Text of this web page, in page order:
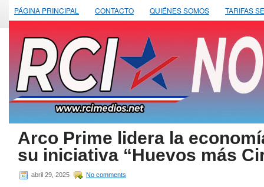
PÁGINA PRINCIPAL CONTACTO QUIÉNES SOMOS TARIFAS
Arco Prime lidera la
su iniciativa “Huevos más
abril 29, 2025 No comments